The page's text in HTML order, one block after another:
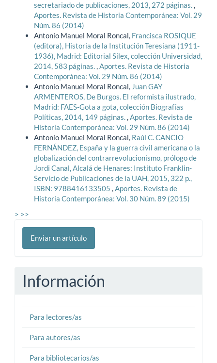
secretariado de publicaciones, 2013, 272 páginas.,
Aportes. Revista de Historia Contemporánea: Vol. 29
Núm. 86 (2014)
Antonio Manuel Moral Roncal, Francisca ROSIQUE
(editora), Historia de la Institución Teresiana (1911-
1936), Madrid: Editorial Sílex, colección Universidad,
2014, 583 páginas.,Aportes. Revista de Historia
Contemporánea: Vol. 29 Núm. 86 (2014)
Antonio Manuel Moral Roncal, Juan GAY
ARMENTEROS, De Burgos. El reformista ilustrado,
Madrid: FAES-Gota a gota, colección Biografías
Políticas, 2014, 149 páginas.,Aportes. Revista de
Historia Contemporánea: Vol. 29 Núm. 86 (2014)
Antonio Manuel Moral Roncal, Raúl C. CANCIO
FERNÁNDEZ, España y la guerra civil americana o la
globalización del contrarrevolucionismo, prólogo de
Jordi Canal, Alcalá de Henares: Instituto Franklin-
Servicio de Publicaciones de la UAH, 2015, 322 p.,
ISBN: 9788416133505 ,Aportes. Revista de
Historia Contemporánea: Vol. 30 Núm. 89 (2015)
> >>
Enviar
unEnviar un artículo
Información
Para lectores/as
Para autores/as
Para bibliotecarios/as